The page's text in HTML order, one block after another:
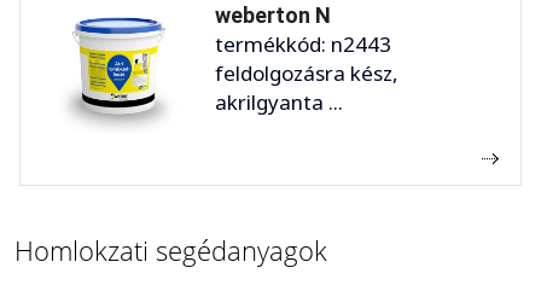
weberton N
termékkód: n2443
feldolgozásra kész,
akrilgyanta ...
Homlokzati segédanyagok